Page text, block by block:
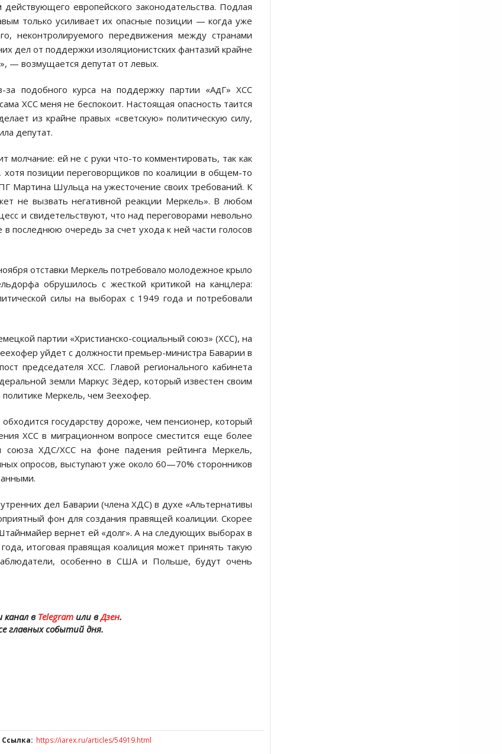
европейского законодательства. Подлая
только усиливает их опасные позиции — когда уже
неконтролируемого передвижения между странами
дел от поддержки изоляционистских фантазий крайне
— возмущается депутат от левых.
подобного курса на поддержку партии «АдГ» ХСС
ХСС меня не беспокоит. Настоящая опасность таится
из крайне правых «светскую» политическую силу,
депутат.
молчание: ей не с руки что-то комментировать, так как
хотя позиции переговорщиков по коалиции в общем-то
Мартина Шульца на ужесточение своих требований. К
не вызвать негативной реакции Меркель». В любом
и свидетельствуют, что над переговорами невольно
последнюю очередь за счет ухода к ней части голосов
отставки Меркель потребовало молодежное крыло
обрушилось с жесткой критикой на канцлера:
силы на выборах с 1949 года и потребовали
партии «Христианско-социальный союз» (ХСС), на
уйдет с должности премьер-министра Баварии в
председателя ХСС. Главой регионального кабинета
земли Маркус Зёдер, который известен своим
Меркель, чем Зеехофер.
государству дороже, чем пенсионер, который
ХСС в миграционном вопросе сместится еще более
союза ХДС/ХСС на фоне падения рейтинга Меркель,
опросов, выступают уже около 60—70% сторонников
дел Баварии (члена ХДС) в духе «Альтернативы
фон для создания правящей коалиции. Скорее
вернет ей «долг». А на следующих выборах в
итоговая правящая коалиция может принять такую
особенно в США и Польше, будут очень
канал в Telegramили вДзен.
главных событий дня.
Ссылка: https://iarex.ru/articles/54919.html